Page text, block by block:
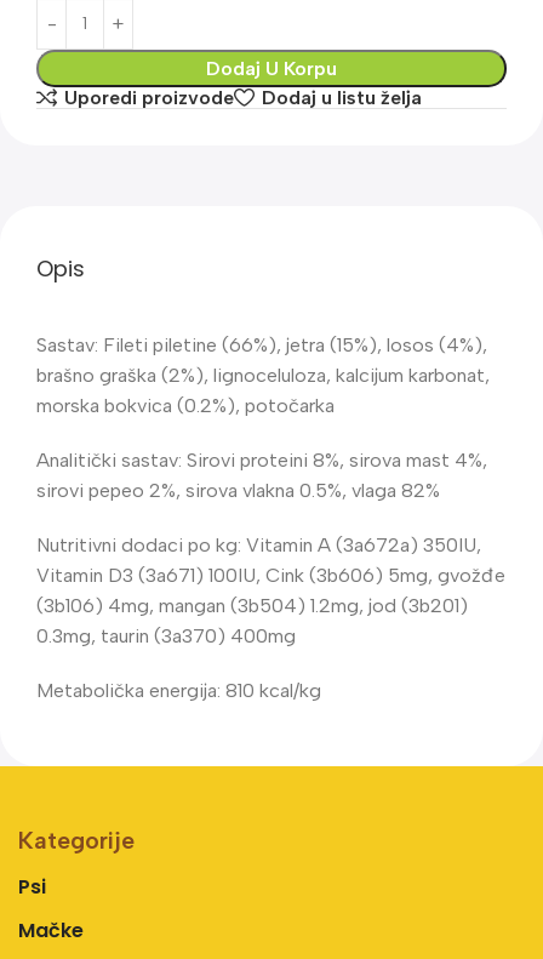
Dodaj U Korpu
Uporedi proizvode
Dodaj u listu želja
Opis
Sastav: Fileti piletine (66%), jetra (15%), losos (4%),
brašno graška (2%), lignoceluloza, kalcijum karbonat,
morska bokvica (0.2%), potočarka
Analitički sastav: Sirovi proteini 8%, sirova mast 4%,
sirovi pepeo 2%, sirova vlakna 0.5%, vlaga 82%
Nutritivni dodaci po kg: Vitamin A (3a672a) 350IU,
Vitamin D3 (3a671) 100IU, Cink (3b606) 5mg, gvožđe
(3b106) 4mg, mangan (3b504) 1.2mg, jod (3b201)
0.3mg, taurin (3a370) 400mg
Metabolička energija: 810 kcal/kg
Kategorije
Psi
Mačke